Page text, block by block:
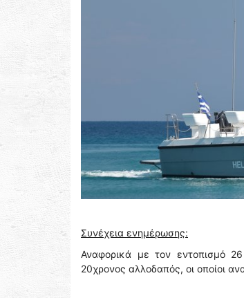
Συνέχεια ενημέρωσης:
Αναφορικά με τον εντοπισμό
20χρονος αλλοδαπός, οι οποίοι